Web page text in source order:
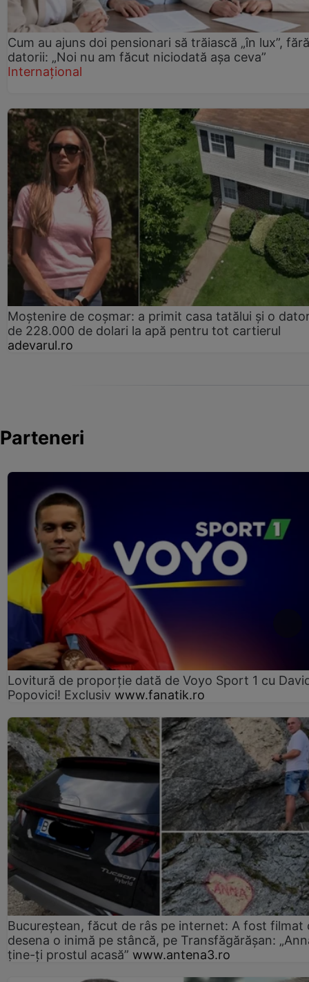
Cum au ajuns doi pensionari să trăiască „în lux”, fără
datorii: „Noi nu am făcut niciodată așa ceva”
Internațional
Moștenire de coșmar: a primit casa tatălui și o
de 228.000 de dolari la apă pentru tot cartierul
adevarul.ro
Parteneri
Lovitură de proporție dată de Voyo Sport 1 cu
Popovici! Exclusiv www.fanatik.ro
Bucureștean, făcut de râs pe internet: A fost filmat
desena o inimă pe stâncă, pe Transfăgărășan:
ține-ți prostul acasă” www.antena3.ro